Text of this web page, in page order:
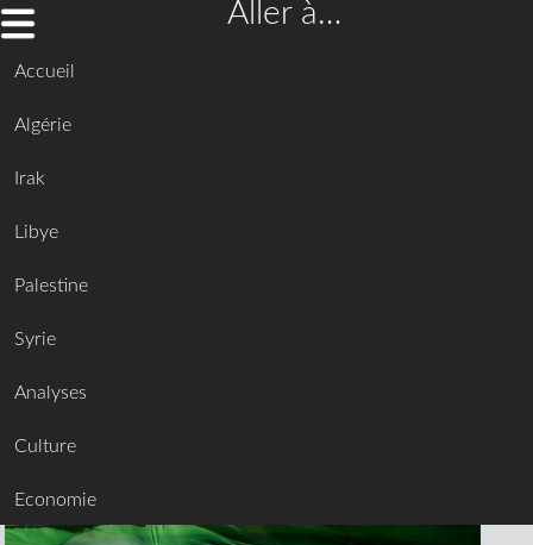
Aller à…
Accueil
Algérie
Irak
Libye
Palestine
Syrie
Analyses
Culture
Economie